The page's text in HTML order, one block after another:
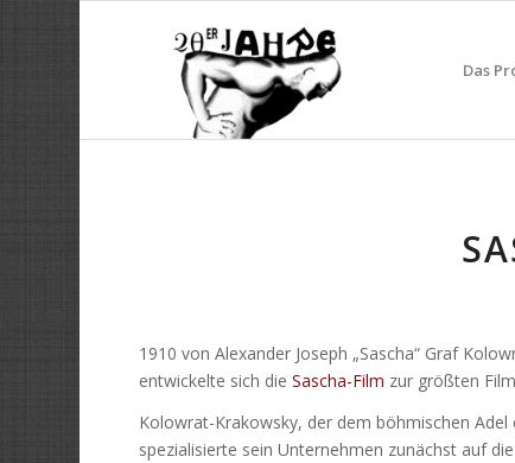
Das
1910 von Alexander Joseph „Sascha“ Graf
entwickelte sich dieSascha-Film zur größten
Kolowrat-Krakowsky, der dem böhmischen
spezialisierte sein Unternehmen zunächst auf